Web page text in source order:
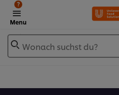
Menu
?
Wonach suchst du?